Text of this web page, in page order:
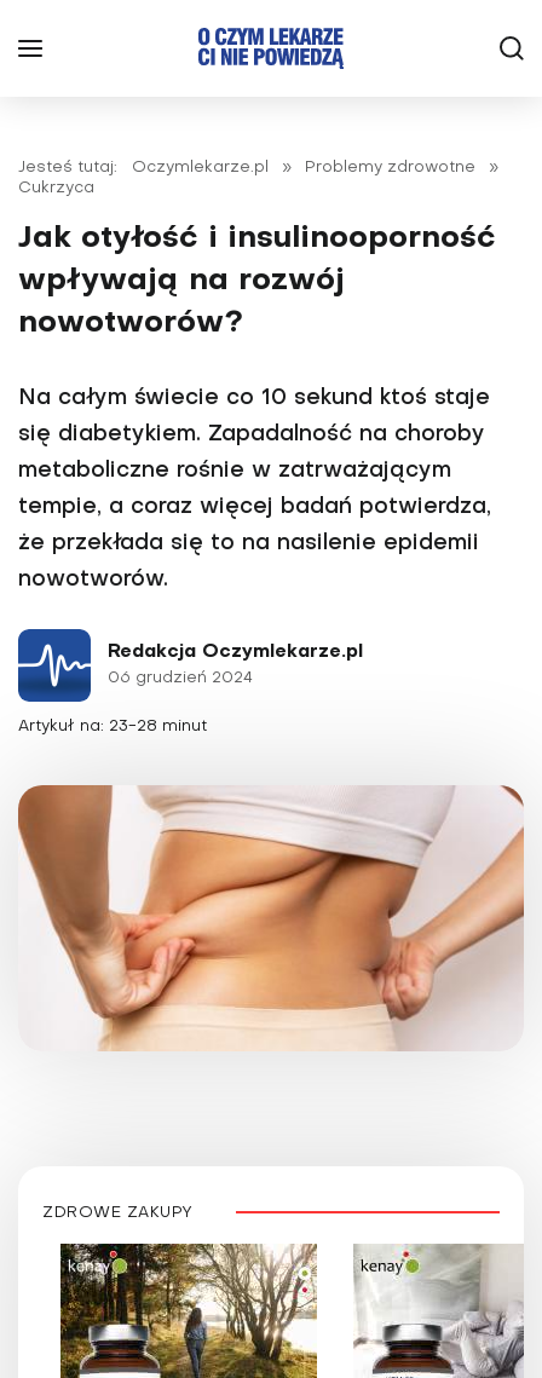
Jesteś tutaj: Oczymlekarze.pl » Problemy zdrowotne
»
Cukrzyca
Jak otyłość i insulinooporność
wpływają na rozwój
nowotworów?
Na całym świecie co 10 sekund ktoś staje
się diabetykiem. Zapadalność na choroby
metaboliczne rośnie w zatrważającym
tempie, a coraz więcej badań potwierdza,
że przekłada się to na nasilenie epidemii
nowotworów.
Redakcja Oczymlekarze.pl
06 grudzień 2024
Artykuł na: 23-28 minut
ZDROWE ZAKUPY